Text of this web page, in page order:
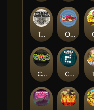
Toshi Video Club OmNom
Chaos Crew Cubes 2